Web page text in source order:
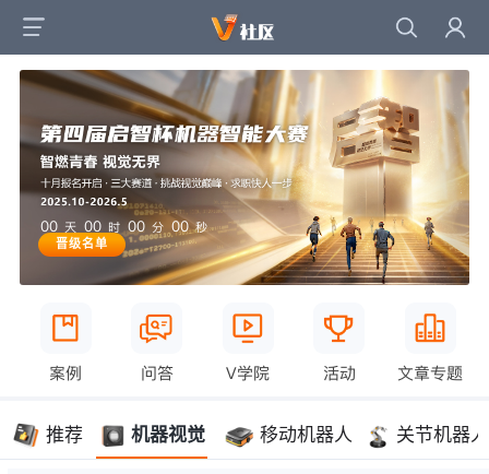
晋级名单
00 天 00 时 00 分 00 秒
案例 问答 V学院 活动 文章专题
推荐 机器视觉 移动机器人 关节机器人